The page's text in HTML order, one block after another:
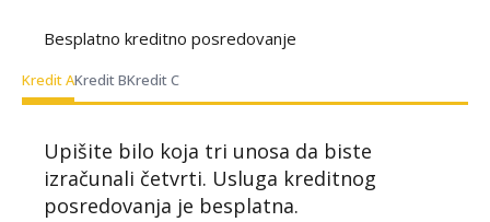
Besplatno kreditno posredovanje
Kredit AKredit BKredit C
Upišite bilo koja tri unosa da biste
izračunali četvrti. Usluga kreditnog
posredovanja je besplatna.